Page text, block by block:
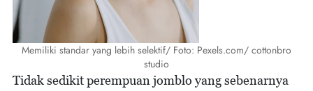
Memiliki standar yang lebih selektif/ Foto: Pexels.com/ cottonbro
studio
Tidak sedikit perempuan jomblo yang sebenarnya